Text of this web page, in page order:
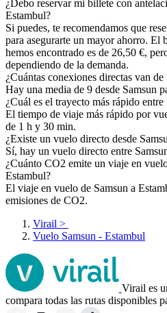
¿Debo reservar mi billete con
Estambul?
Si puedes, te recomendamos que
para asegurarte un mayor ahorro. El
hemos encontrado es de 26,50 €,
dependiendo de la demanda.
¿Cuántas conexiones directas van
Hay una media de 9 desde Samsun
¿Cuál es el trayecto más rápido
El tiempo de viaje más rápido por
de 1 h y 30 min.
¿Existe un vuelo directo desde
Sí, hay un vuelo directo entre
¿Cuánto CO2 emite un viaje en
Estambul?
El viaje en vuelo de Samsun a
emisiones de CO2.
Virail >
Vuelo Samsun - Estambul
Virail es
compara todas las rutas disponibles